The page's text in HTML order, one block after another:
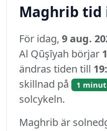
Maghrib tid
För idag, 9 aug.
Al Qūşīyah börjar
ändras tiden till
skillnad på
1
solcykeln.
Maghrib är